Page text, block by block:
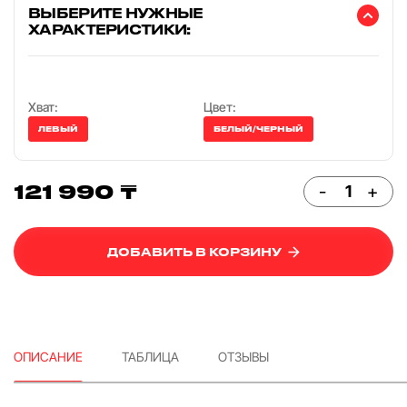
ВЫБЕРИТЕ НУЖНЫЕ
ХАРАКТЕРИСТИКИ:
Хват:
ЛЕВЫЙ
Цвет:
БЕЛЫЙ/ЧЕРНЫЙ
121 990 ₸ - +
ДОБАВИТЬ В КОРЗИНУ
ОПИСАНИЕ ТАБЛИЦА ОТЗЫВЫ